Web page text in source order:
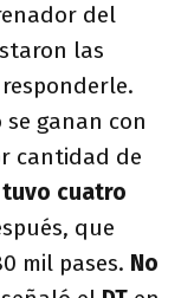
del
las
se ganan con
cantidad de
cuatro
que
mil pases. No